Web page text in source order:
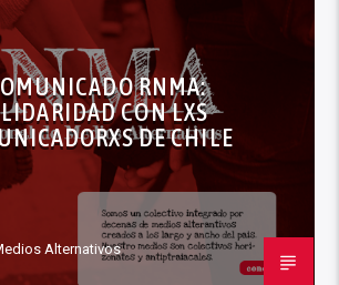
RNMA:
CON LXS
DE CHILE
Alternativos